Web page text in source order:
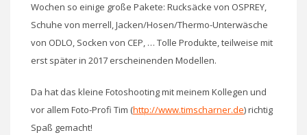
Wochen so einige große Pakete: Rucksäcke von OSPREY,
Schuhe von merrell, Jacken/Hosen/Thermo-Unterwäsche
von ODLO, Socken von CEP, … Tolle Produkte, teilweise mit
erst später in 2017 erscheinenden Modellen.
Da hat das kleine Fotoshooting mit meinem Kollegen und
vor allem Foto-Profi Tim (http://www.timscharner.de) richtig
Spaß gemacht!